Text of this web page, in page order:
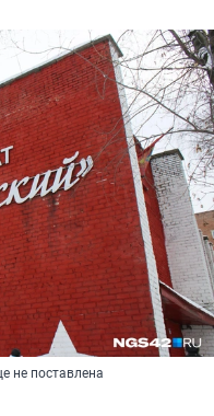
не поставлена